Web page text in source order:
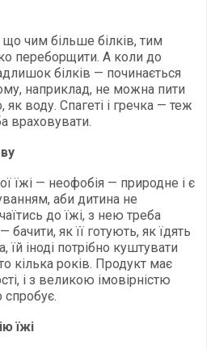
чим більше білків, тим
переборщити. А коли до
білків — починається
наприклад, не можна пити
воду. Спагеті і гречка — теж
враховувати.
їжі — неофобія — природне і є
аби дитина не
до їжі, з нею треба
бачити, як її готують, як їдять
їй іноді потрібно куштувати
кілька років. Продукт має
і з великою імовірністю
спробує.
їжі